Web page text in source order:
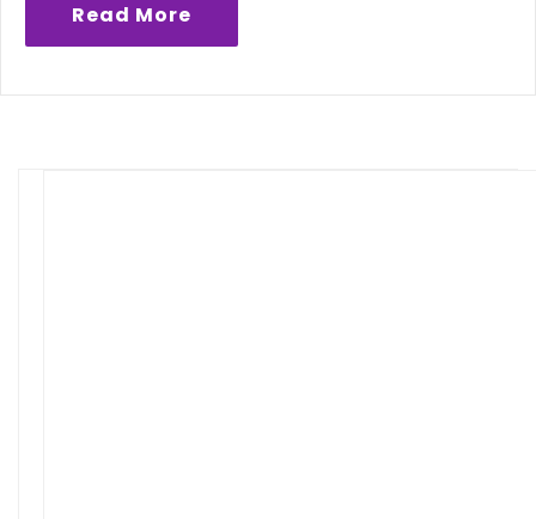
Read More